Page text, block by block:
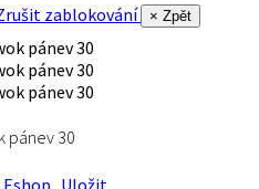
zablokování
× Zpět
pánev 30